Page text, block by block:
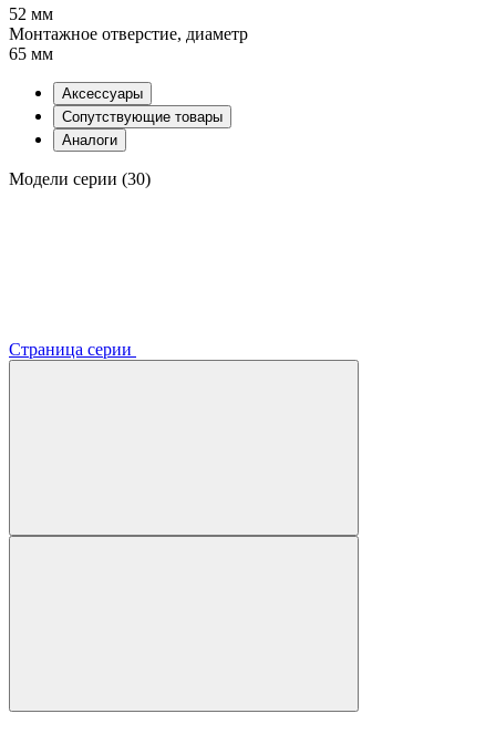
52 мм
Монтажное отверстие, диаметр
65 мм
Аксессуары
Сопутствующие товары
Аналоги
Модели серии (30)
Страница серии